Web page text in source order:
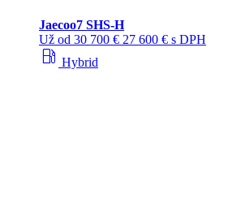
Jaecoo7 SHS-H
Už od 30 700 € 27 600 € s DPH
local_gas_station Hybrid